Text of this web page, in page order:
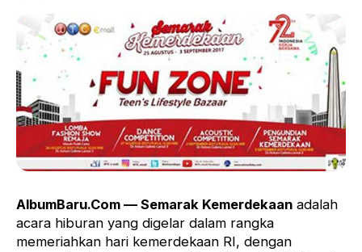
AlbumBaru.Com — Semarak Kemerdekaan adalah
acara hiburan yang digelar dalam rangka
memeriahkan hari kemerdekaan RI, dengan